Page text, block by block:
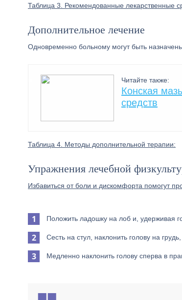
Таблица 3. Рекомендованные лекарственные
Дополнительное лечение
Одновременно больному могут быть
Читайте также:
Конская
средств
Таблица 4. Методы дополнительной терапии:
Упражнения лечебной
Избавиться от боли и дискомфорта помогут
Положить ладошку на лоб и, удерживая
Сесть на стул, наклонить голову на
Медленно наклонить голову сперва в